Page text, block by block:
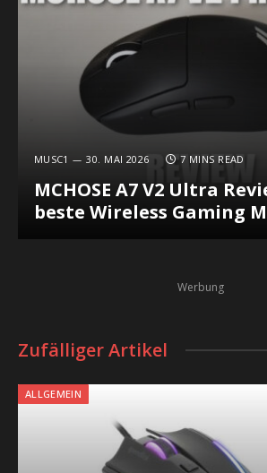
MUSC1 30. MAI 2026 7 MINS READ
MCHOSE A7 V2 Ultra
beste Wireless Gaming
Werbung
Zufälliger Artikel
ALLGEMEIN